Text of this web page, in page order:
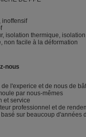
inoffensif
isolation thermique,
non facile à la déformation
nous
l'experice et de nous de
par nous-mêmes
et service
professionnel et de
sur beaucoup d'années